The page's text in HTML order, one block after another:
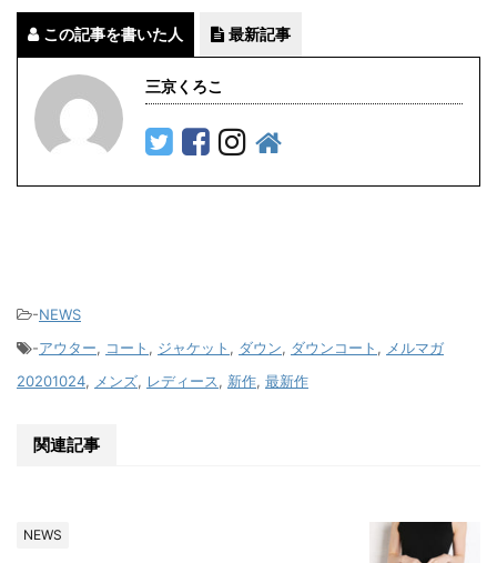
この記事を書いた人 最新記事
三京くろこ
-NEWS
-アウター, コート , ジャケット , ダウン, ダウンコート , メルマガ
20201024, メンズ, レディース, 新作, 最新作
関連記事
NEWS